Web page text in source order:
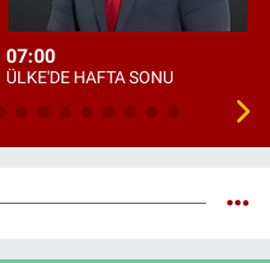
07:00
ÜLKE'DE HAFTA SONU